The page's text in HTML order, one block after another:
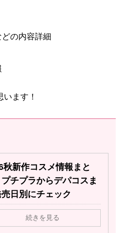
の内容詳細
ます！
秋新作コスメ情報まと
チプラからデパコスま
日別にチェック
続きを見る